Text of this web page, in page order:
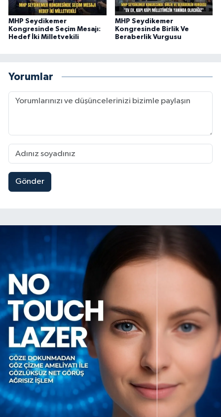
MHP Seydikemer
Kongresinde Seçim Mesajı:
Hedef İki Milletvekili
MHP Seydikemer
Kongresinde Birlik Ve
Beraberlik Vurgusu
Yorumlar
Gönder